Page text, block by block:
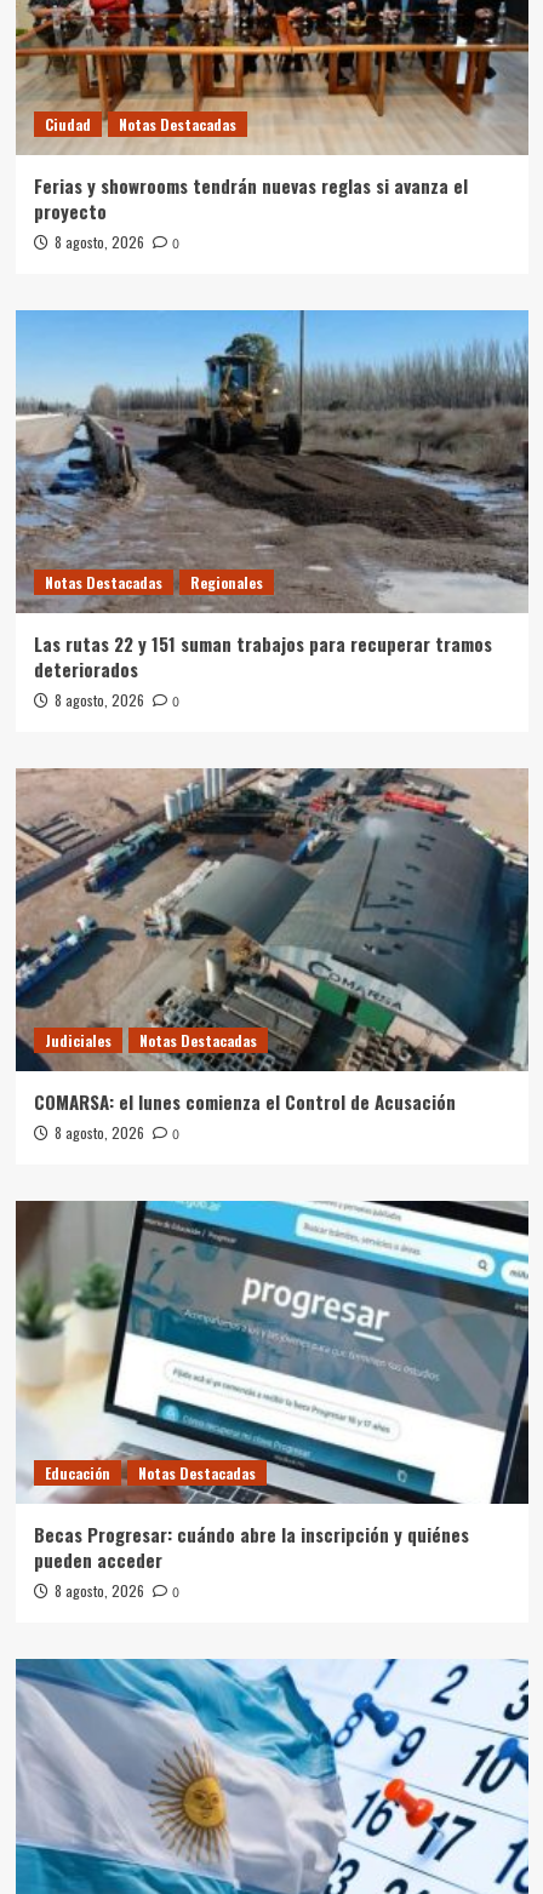
Ciudad Notas Destacadas
Ferias y showrooms tendrán nuevas reglas si avanza el
proyecto
8 agosto, 2026 0
Notas Destacadas Regionales
Las rutas 22 y 151 suman trabajos para recuperar tramos
deteriorados
8 agosto, 2026 0
Judiciales Notas Destacadas
COMARSA: el lunes comienza el Control de Acusación
8 agosto, 2026 0
Educación Notas Destacadas
Becas Progresar: cuándo abre la inscripción y quiénes
pueden acceder
8 agosto, 2026 0